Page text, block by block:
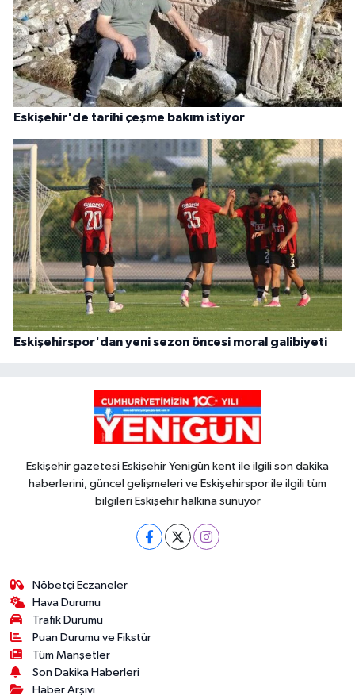
Eskişehir'de tarihi çeşme bakım istiyor
Eskişehirspor'dan yeni sezon öncesi moral galibiyeti
Eskişehir gazetesi Eskişehir Yenigün kent ile ilgili son dakika
haberlerini, güncel gelişmeleri ve Eskişehirspor ile ilgili tüm
bilgileri Eskişehir halkına sunuyor
Nöbetçi Eczaneler
Hava Durumu
Trafik Durumu
Puan Durumu ve Fikstür
Tüm Manşetler
Son Dakika Haberleri
Haber Arşivi